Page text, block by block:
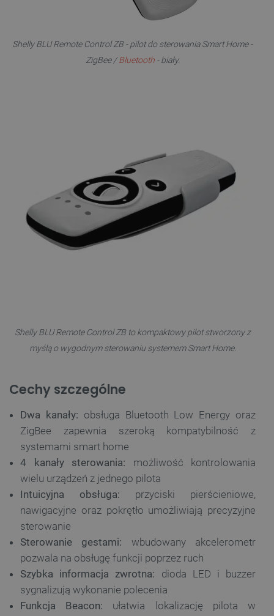
Shelly BLU Remote Control ZB - pilot do sterowania Smart Home -
ZigBee /Bluetooth- biały.
Shelly BLU Remote Control ZB to kompaktowy pilot stworzony z
myślą o wygodnym sterowaniu systemem Smart Home.
Cechy szczególne
Dwa kanały: obsługa Bluetooth Low Energy oraz
ZigBee zapewnia szeroką kompatybilność z
systemami smart home
4 kanały sterowania: możliwość kontrolowania
wielu urządzeń z jednego pilota
Intuicyjna obsługa: przyciski pierścieniowe,
nawigacyjne oraz pokrętło umożliwiają precyzyjne
sterowanie
Sterowanie gestami: wbudowany akcelerometr
pozwala na obsługę funkcji poprzez ruch
Szybka informacja zwrotna: dioda LED i buzzer
sygnalizują wykonanie polecenia
Funkcja Beacon: ułatwia lokalizację pilota w